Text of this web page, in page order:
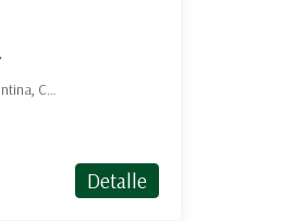
Detalle